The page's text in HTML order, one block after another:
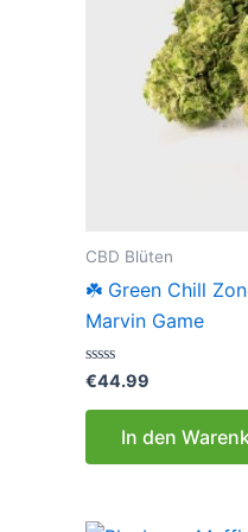
CBD Blüten
☘️ Green Chill
Marvin Game
Bewertet
0
€44.99
In den